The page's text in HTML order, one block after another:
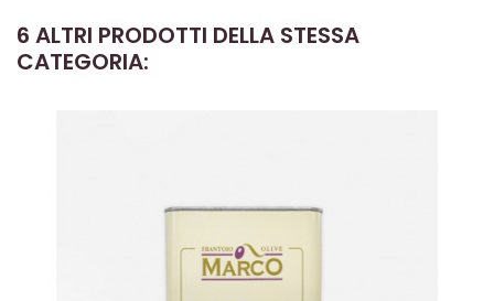
6 ALTRI PRODOTTI DELLA STESSA
CATEGORIA: